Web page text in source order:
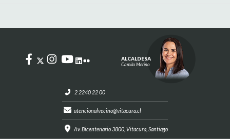
2 2240 22 00
atencionalvecino@vitacura.cl
Av. Bicentenario 3800, Vitacura, Santiago
ALCALDESA
Camila Merino